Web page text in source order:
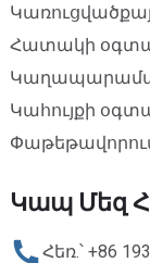
Հատակի
Կահույքի
Կապ Մեզ
Հեռ.՝ +86